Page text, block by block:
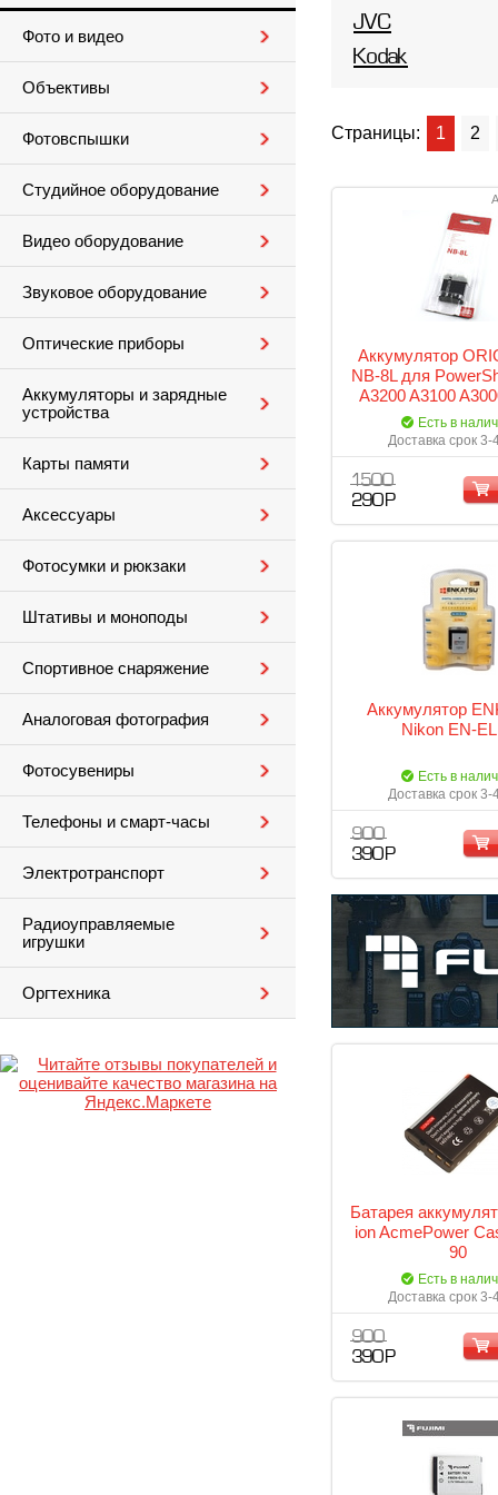
Фото и видео
Объективы
Фотовспышки
Студийное оборудование
Видео оборудование
Звуковое оборудование
Оптические приборы
Аккумуляторы и зарядные
устройства
Карты памяти
Аксессуары
Фотосумки и рюкзаки
Штативы и моноподы
Спортивное снаряжение
Аналоговая фотография
Фотосувениры
Телефоны и смарт-часы
Электротранспорт
Радиоуправляемые
игрушки
Оргтехника
JVC
Kodak
Страницы: 1 2
Аккумулятор
NB-8L для
A3200 A3100
A1200 IS
Есть в
Доставка срок 3-
1 500
290 Р
Аккумулятор
Nikon EN-
Есть в
Доставка срок 3-
900
390 Р
Батарея
ion AcmePower
90
Есть в
Доставка срок 3-
900
390 Р